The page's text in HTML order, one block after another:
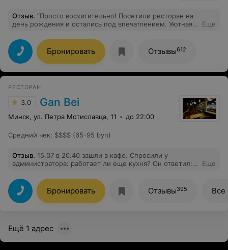
Отзыв. “Просто восхитительно! Посетили ресторан на
день рождения и остались под впечатлением. Уютная
шедевральны!
Еще
Бронировать Отзывы612
РЕСТОРАН
3.0 Gan Bei
Минск, ул. Петра Мстиславца, 11 до 22:00
Средний чек: $$$$ (65-95 byn)
Отзыв. 15.07 в 20.40 зашли в кафе. Спросили у
администратора: работает ли еще кухня? Он ответил:
столиков. Научите,пожалуйста, своего администратора
хотя бы врать убедительно! У ребенка было день
рождения и он очень хотел именно в ваше
кафе,спасибо за испорченный вечер!
Еще
Бронировать Отзывы395 Все
Ещё 1 адрес